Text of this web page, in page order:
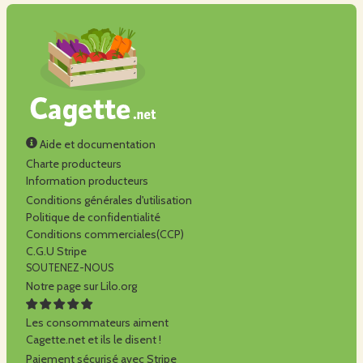
Aide et documentation
Charte producteurs
Information producteurs
Conditions générales d'utilisation
Politique de confidentialité
Conditions commerciales(CCP)
C.G.U Stripe
SOUTENEZ-NOUS
Notre page sur Lilo.org
Les consommateurs aiment
Cagette.net et ils le disent !
Paiement sécurisé avec Stripe